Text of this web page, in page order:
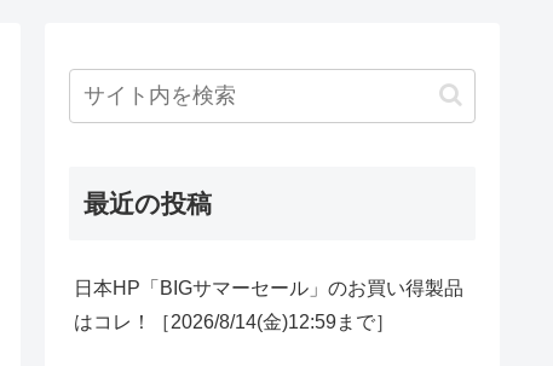
最近の投稿
日本HP「BIGサマーセール」のお買い得製品
はコレ！［2026/8/14(金)12:59まで］